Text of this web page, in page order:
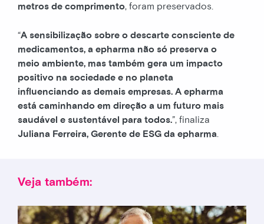
metros de comprimento, foram preservados.
“A sensibilização sobre o descarte consciente de
medicamentos, a epharma não só preserva o
meio ambiente, mas também gera um impacto
positivo na sociedade e no planeta
influenciando as demais empresas. A epharma
está caminhando em direção a um futuro mais
saudável e sustentável para todos.”, finaliza
Juliana Ferreira, Gerente de ESG da epharma.
Veja também: